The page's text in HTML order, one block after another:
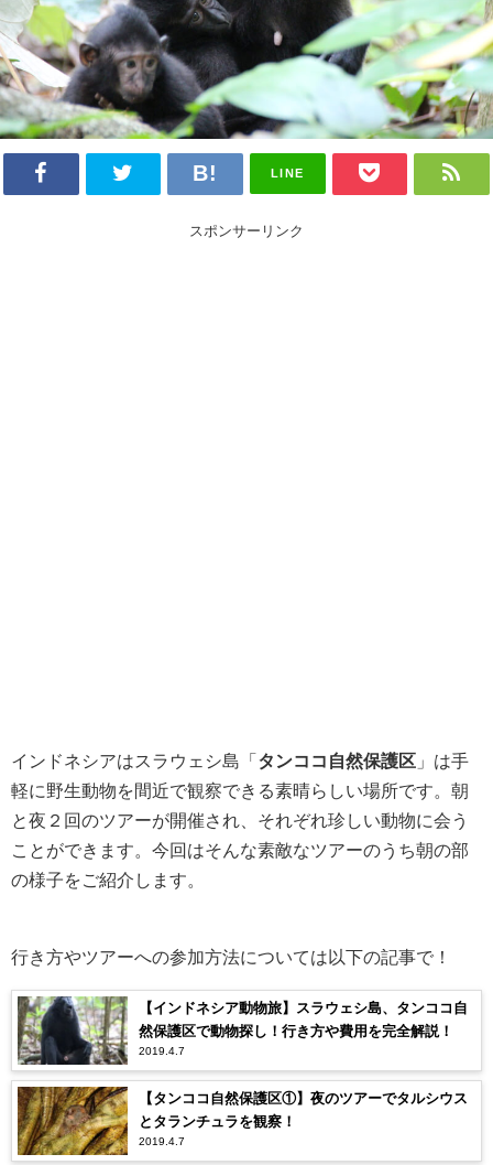
LINE
スポンサーリンク
インドネシアはスラウェシ島「 タンココ自然保護区 」は手
軽に野生動物を間近で観察できる素晴らしい場所です。朝
と夜２回のツアーが開催され、それぞれ珍しい動物に会う
ことができます。今回はそんな素敵なツアーのうち朝の部
の様子をご紹介します。
行き方やツアーへの参加方法については以下の記事で！
【インドネシア動物旅】スラウェシ島、タンココ自
然保護区で動物探し！行き方や費用を完全解説！
2019.4.7
【タンココ自然保護区①】夜のツアーでタルシウス
とタランチュラを観察！
2019.4.7